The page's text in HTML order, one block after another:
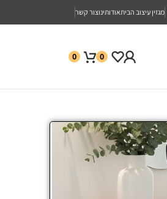
מגזין עיצוב הביתאודותינוצור קשר
0
0